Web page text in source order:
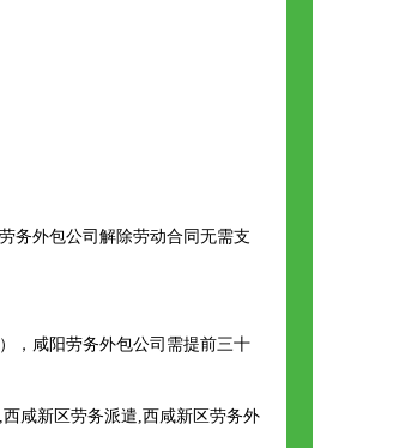
务外包公司解除劳动合同无需支
，咸阳劳务外包公司需提前三十
咸新区劳务派遣,西咸新区劳务外